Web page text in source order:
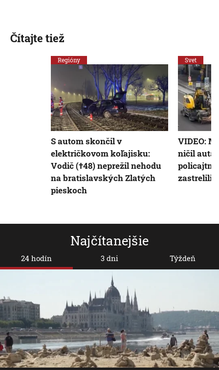
Najčítanejšie
24 hodín 3 dni Týždeň
Čítajte tiež
Regióny
S autom skončil v
električkovom koľajisku:
Vodič (†48) neprežil nehodu
na bratislavských Zlatých
pieskoch
Svet
VIDEO:
ničil autá
zastrelili